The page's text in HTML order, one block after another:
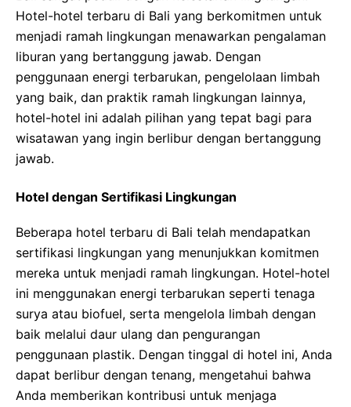
Hotel-hotel terbaru di Bali yang berkomitmen untuk
menjadi ramah lingkungan menawarkan pengalaman
liburan yang bertanggung jawab. Dengan
penggunaan energi terbarukan, pengelolaan limbah
yang baik, dan praktik ramah lingkungan lainnya,
hotel-hotel ini adalah pilihan yang tepat bagi para
wisatawan yang ingin berlibur dengan bertanggung
jawab.
Hotel dengan Sertifikasi Lingkungan
Beberapa hotel terbaru di Bali telah mendapatkan
sertifikasi lingkungan yang menunjukkan komitmen
mereka untuk menjadi ramah lingkungan. Hotel-hotel
ini menggunakan energi terbarukan seperti tenaga
surya atau biofuel, serta mengelola limbah dengan
baik melalui daur ulang dan pengurangan
penggunaan plastik. Dengan tinggal di hotel ini, Anda
dapat berlibur dengan tenang, mengetahui bahwa
Anda memberikan kontribusi untuk menjaga